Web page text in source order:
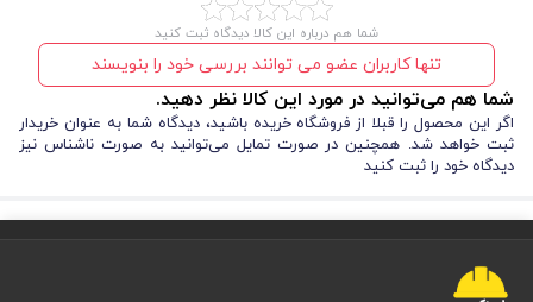
شما هم درباره این کالا دیدگاه ثبت کنید
تنها کاربران عضو می توانند بررسی خود را بنویسند
شما هم می‌توانید در مورد این کالا نظر دهید.
اگر این محصول را قبلا از فروشگاه خریده باشید، دیدگاه شما به عنوان خریدار
ثبت خواهد شد. همچنین در صورت تمایل می‌توانید به صورت ناشناس نیز
دیدگاه خود را ثبت کنید